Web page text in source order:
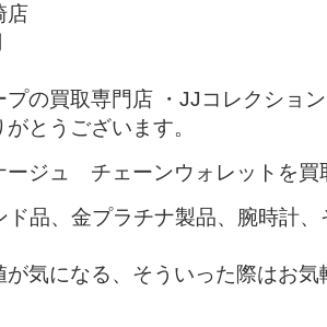
店
の買取専門店 ・JJコレクション
とうございます。
ジュ チェーンウォレットを買
ド品、金プラチナ製品、腕時計
気になる、そういった際はお気